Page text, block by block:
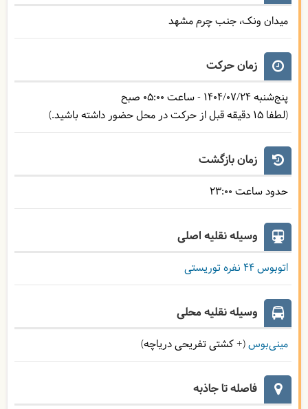
میدان ونک، جنب چرم مشهد
زمان حرکت
پنج‌شنبه1404/07/24 - ساعت 05:00 صبح
(لطفا 15 دقیقه قبل از حرکت در محل حضور داشته باشید.)
زمان بازگشت
حدود ساعت 23:00
وسیله نقلیه اصلی
اتوبوس ۴۴ نفره توریستی
وسیله نقلیه محلی
مینی‌بوس(+ کشتی تفریحی دریاچه)
فاصله تا جاذبه